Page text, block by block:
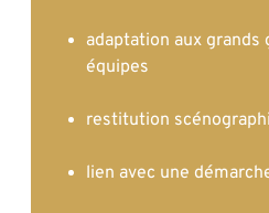
adaptation aux
équipes
restitution
lien avec une